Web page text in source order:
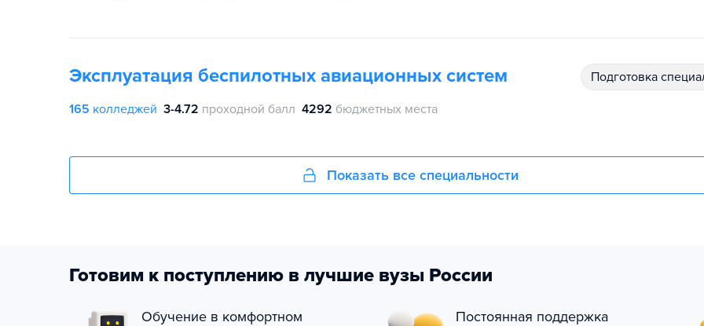
Эксплуатация беспилотных авиационных систем подготовка
165 колледжей 3-4.72 проходной балл 4292 бюджетных места
Показать все специальности
Готовим к поступлению в лучшие вузы России
Обучение в комфортном
Постоянная поддержка